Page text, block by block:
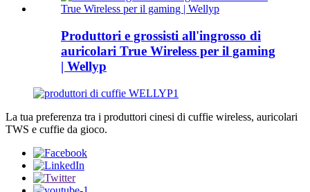
Produttori e grossisti all'ingrosso di
auricolari True Wireless per il gaming
| Wellyp
La tua preferenza tra i produttori cinesi di cuffie wireless, auricolari
TWS e cuffie da gioco.